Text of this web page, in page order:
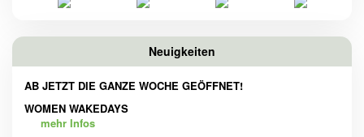
Neuigkeiten
AB JETZT DIE GANZE WOCHE GEÖFFNET!
WOMEN WAKEDAYS
mehr Infos